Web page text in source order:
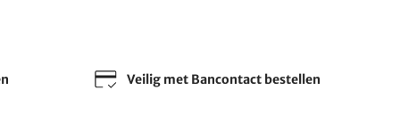
Veilig met Bancontact bestellen